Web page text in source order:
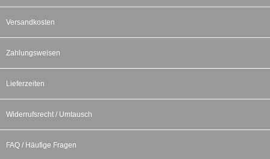
Versandkosten
Zahlungsweisen
Lieferzeiten
Widerrufsrecht / Umtausch
FAQ / Häufige Fragen